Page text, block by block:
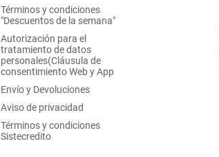
Términos y condiciones
"Descuentos de la semana"
Autorización para el
tratamiento de datos
personales(Cláusula de
consentimiento Web y App
Envío y Devoluciones
Aviso de privacidad
Términos y condiciones
Sistecredito